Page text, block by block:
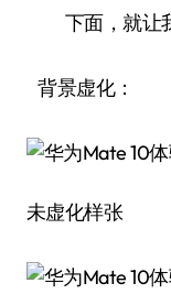
下面，就让
背景虚化：
未虚化样张